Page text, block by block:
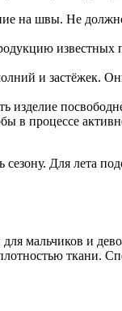
на швы. Не
известных
и застёжек.
изделие
в процессе
Для лета
мальчиков и
ткани.